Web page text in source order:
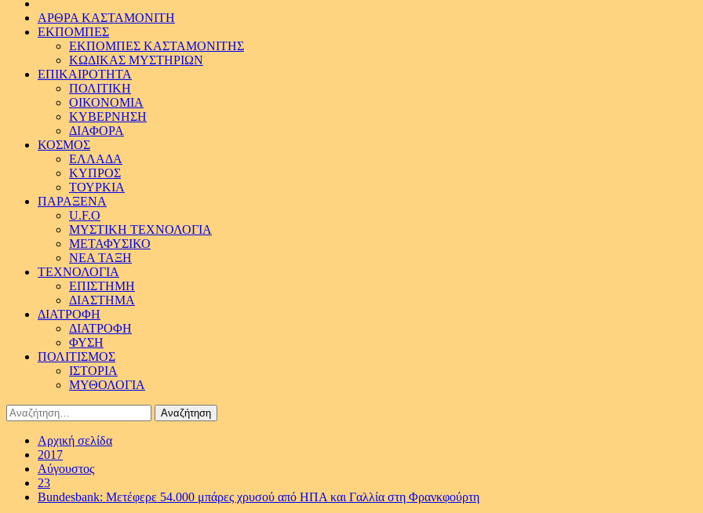
ΑΡΘΡΑ ΚΑΣΤΑΜΟΝΙΤΗ
ΕΚΠΟΜΠΕΣ
ΕΚΠΟΜΠΕΣ ΚΑΣΤΑΜΟΝΙΤΗΣ
ΚΩΔΙΚΑΣ ΜΥΣΤΗΡΙΩΝ
ΕΠΙΚΑΙΡΟΤΗΤΑ
ΠΟΛΙΤΙΚΗ
ΟΙΚΟΝΟΜΙΑ
ΚΥΒΕΡΝΗΣΗ
ΔΙΑΦΟΡΑ
ΚΟΣΜΟΣ
ΕΛΛΑΔΑ
ΚΥΠΡΟΣ
ΤΟΥΡΚΙΑ
ΠΑΡΑΞΕΝΑ
U.F.O
ΜΥΣΤΙΚΗ ΤΕΧΝΟΛΟΓΙΑ
ΜΕΤΑΦΥΣΙΚΟ
ΝΕΑ ΤΑΞΗ
ΤΕΧΝΟΛΟΓΙΑ
ΕΠΙΣΤΗΜΗ
ΔΙΑΣΤΗΜΑ
ΔΙΑΤΡΟΦΗ
ΔΙΑΤΡΟΦΗ
ΦΥΣΗ
ΠΟΛΙΤΙΣΜΟΣ
ΙΣΤΟΡΙΑ
ΜΥΘΟΛΟΓΙΑ
Αναζήτηση
για:
Αρχική σελίδα
2017
Αύγουστος
23
Bundesbank: Μετέφερε 54.000 μπάρες χρυσού από ΗΠΑ και Γαλλία στη Φρανκφούρτη